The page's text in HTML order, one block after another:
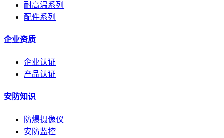
耐高温系列
配件系列
企业资质
企业认证
产品认证
安防知识
防爆摄像仪
安防监控